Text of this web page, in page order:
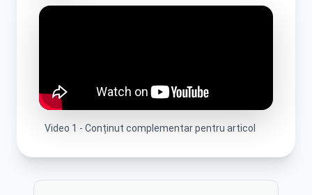
Video 1 - Conținut complementar pentru articol